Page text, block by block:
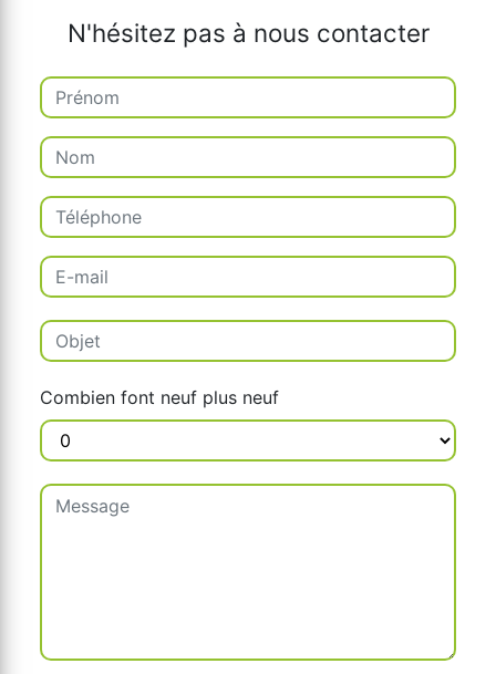
N'hésitez pas à nous contacter
Combien font neuf plus neuf